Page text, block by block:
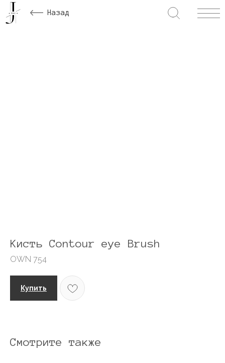
Назад
Кисть Contour eye Brush
OWN 754
Купить
Смотрите также